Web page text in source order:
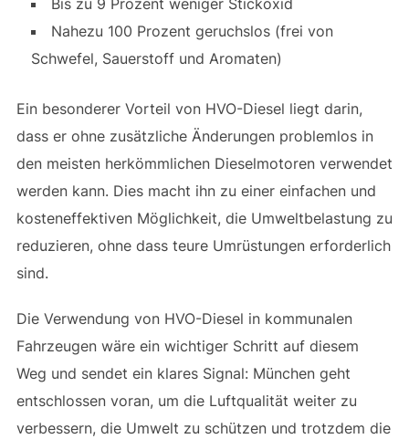
Bis zu 9 Prozent weniger Stickoxid
Nahezu 100 Prozent geruchslos (frei von
Schwefel, Sauerstoff und Aromaten)
Ein besonderer Vorteil von HVO-Diesel liegt darin,
dass er ohne zusätzliche Änderungen problemlos in
den meisten herkömmlichen Dieselmotoren verwendet
werden kann. Dies macht ihn zu einer einfachen und
kosteneffektiven Möglichkeit, die Umweltbelastung zu
reduzieren, ohne dass teure Umrüstungen erforderlich
sind.
Die Verwendung von HVO-Diesel in kommunalen
Fahrzeugen wäre ein wichtiger Schritt auf diesem
Weg und sendet ein klares Signal: München geht
entschlossen voran, um die Luftqualität weiter zu
verbessern, die Umwelt zu schützen und trotzdem die